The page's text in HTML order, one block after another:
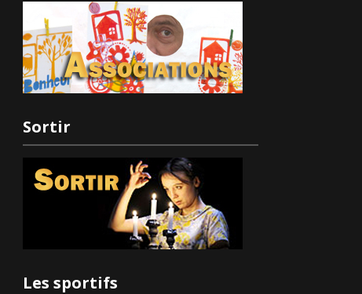
Sortir
Les sportifs